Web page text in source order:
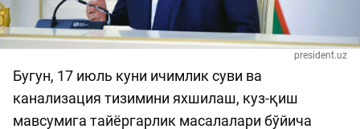
president.uz
Бугун, 17 июль куни ичимлик суви ва
канализация тизимини яхшилаш, куз-қиш
мавсумига тайёргарлик масалалари бўйича